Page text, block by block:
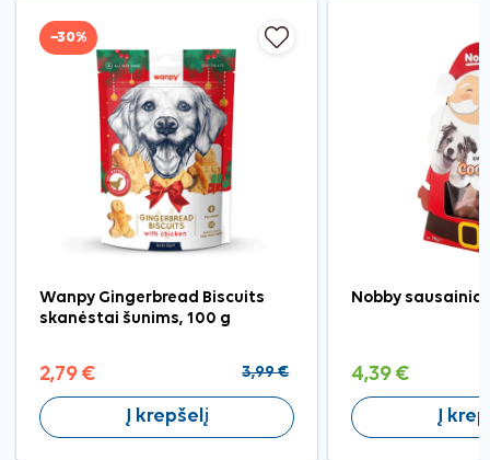
−30%
Wanpy Gingerbread Biscuits
skanėstai šunims, 100 g
2,79 € 3,99 €
Į krepšelį
Nobby
4,39 €
Į